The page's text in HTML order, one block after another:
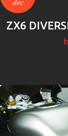
ZX6